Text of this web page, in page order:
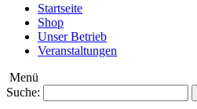
Startseite
Shop
Unser Betrieb
Veranstaltungen
Menü
Suche: